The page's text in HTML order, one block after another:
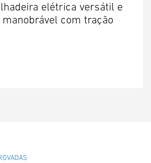
elétrica versátil e
com tração